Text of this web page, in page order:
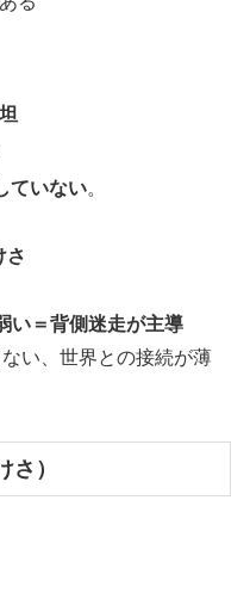
ていない。
さ
い＝背側迷走が主導
い、世界との接続が薄
）